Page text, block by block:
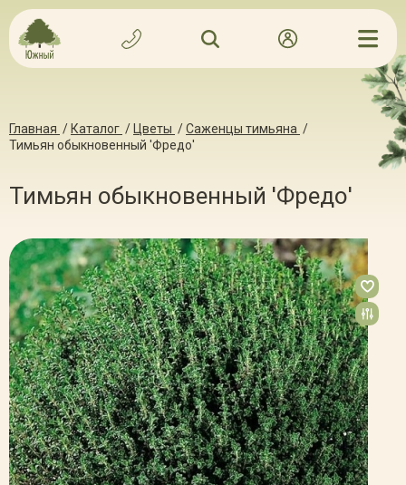
Главная / Каталог / Цветы /Саженцы тимьяна /
Тимьян обыкновенный 'Фредо'
Тимьян обыкновенный 'Фредо'